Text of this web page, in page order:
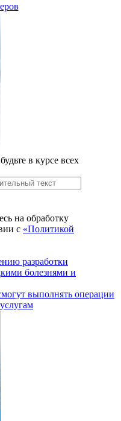
в курсе всех
на обработку
с «Политикой
разработки
болезнями и
выполнять операции